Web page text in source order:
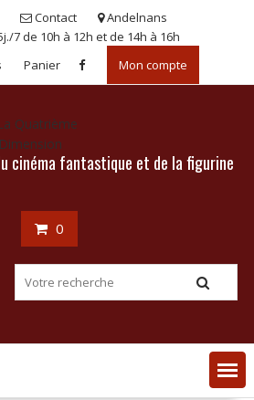
Contact
Andelnans
7 de 10h à 12h et de 14h à 16h
Panier Mon compte
cinéma fantastique et de la figurine
0